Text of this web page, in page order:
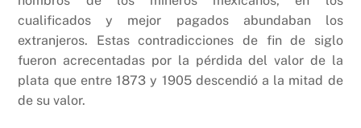
cualificados y mejor pagados abundaban los
extranjeros. Estas contradicciones de fin de siglo
fueron acrecentadas por la pérdida del valor de la
plata que entre 1873 y 1905 descendió a la mitad de
de su valor.